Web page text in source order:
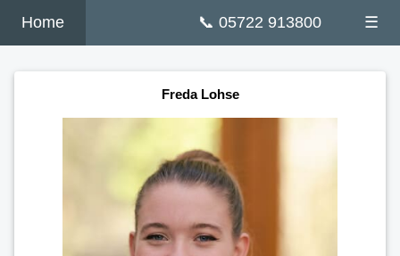
☰
📞 05722 913800
Home
Freda Lohse